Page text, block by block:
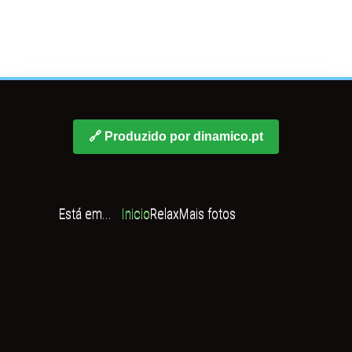
🔗 Produzido por dinamico.pt
Está em... InicioRelaxMais fotos